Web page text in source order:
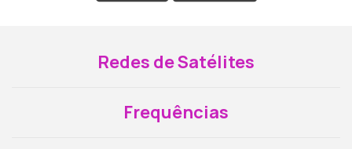
Redes de Satélites
Frequências